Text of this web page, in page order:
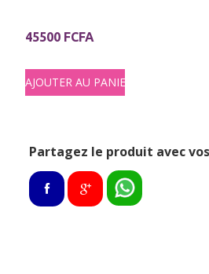
45500 FCFA
Partagez le produit avec